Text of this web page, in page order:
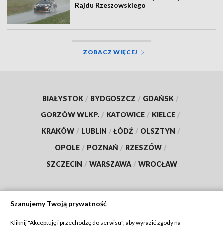
Rajdu Rzeszowskiego
ZOBACZ WIĘCEJ
BIAŁYSTOK / BYDGOSZCZ / GDAŃSK /
GORZÓW WLKP. / KATOWICE / KIELCE /
KRAKÓW / LUBLIN / ŁÓDŹ / OLSZTYN /
OPOLE / POZNAŃ / RZESZÓW /
SZCZECIN / WARSZAWA / WROCŁAW
Szanujemy Twoją prywatność
Kliknij "Akceptuję i przechodzę do serwisu", aby wyrazić zgody na